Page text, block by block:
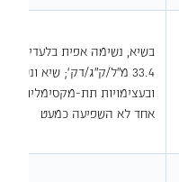
ובעצימויות תת-מקסימליות
אחד לא השפיעה כמעט